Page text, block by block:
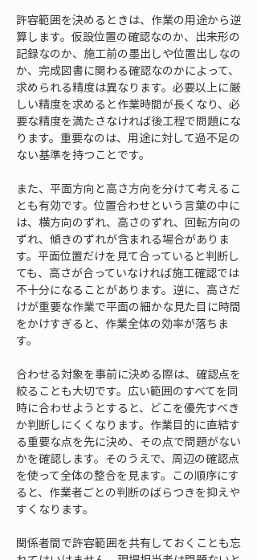
許容範囲を決めるときは、作業の用途から逆
算します。仮設位置の確認なのか、出来形の
記録なのか、施工前の墨出しや位置出しなの
か、完成図書に関わる確認なのかによって、
求められる精度は異なります。必要以上に厳
しい精度を求めると作業時間が長くなり、必
要な精度を満たさなければ後工程で問題にな
ります。重要なのは、用途に対して過不足の
ない基準を持つことです。
また、平面方向と高さ方向を分けて考えるこ
とも有効です。位置合わせという言葉の中に
は、横方向のずれ、高さのずれ、回転方向の
ずれ、傾きのずれが含まれる場合がありま
す。平面位置だけを見て合っていると判断し
ても、高さが合っていなければ施工確認では
不十分になることがあります。逆に、高さだ
けが重要な作業で平面の細かな見た目に時間
をかけすぎると、作業全体の効率が落ちま
す。
合わせる対象を事前に決める際は、確認点を
絞ることも大切です。広い範囲のすべてを同
時に合わせようとすると、どこを優先すべき
か判断しにくくなります。作業目的に直結す
る重要な点を先に決め、その点で問題がない
かを確認します。そのうえで、周辺の確認点
を使って全体の整合を見ます。この順序にす
ると、作業者ごとの判断のばらつきを抑えや
すくなります。
関係者間で許容範囲を共有しておくことも忘